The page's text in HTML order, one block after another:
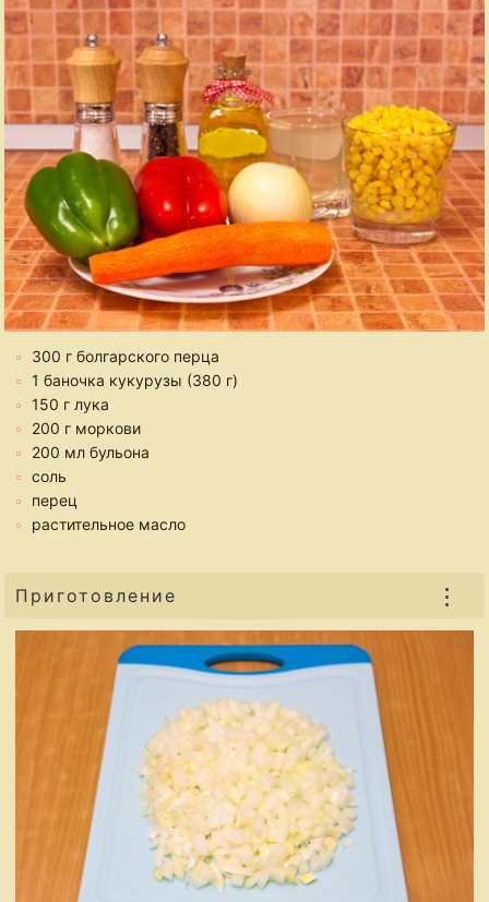
300 г болгарского перца
1 баночка кукурузы (380 г)
150 г лука
200 г моркови
200 мл бульона
соль
перец
растительное масло
Приготовление ⋮